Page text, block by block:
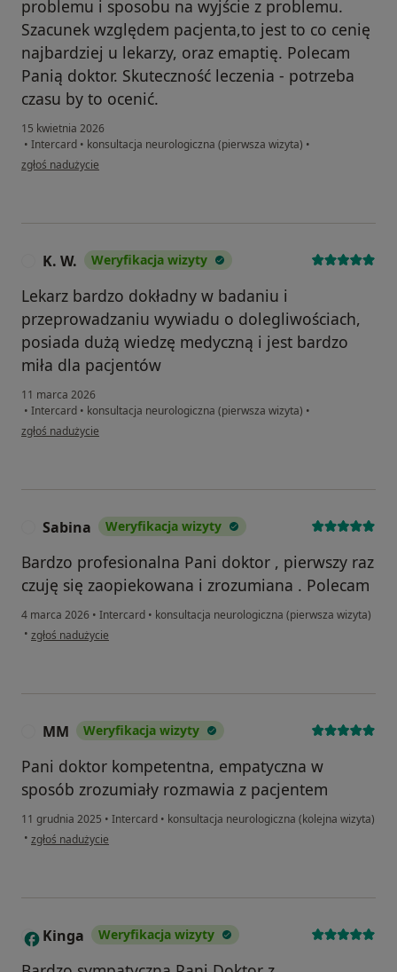
problemu i sposobu na wyjście z problemu.
Szacunek względem pacjenta,to jest to co cenię
najbardziej u lekarzy, oraz emaptię. Polecam
Panią doktor. Skuteczność leczenia - potrzeba
czasu by to ocenić.
15 kwietnia 2026
• Intercard • konsultacja neurologiczna (pierwsza wizyta) •
w opinii użytkownika P
zgłoś nadużycie
K. W. Weryfikacja wizyty
Lekarz bardzo dokładny w badaniu i
przeprowadzaniu wywiadu o dolegliwościach,
posiada dużą wiedzę medyczną i jest bardzo
miła dla pacjentów
11 marca 2026
• Intercard • konsultacja neurologiczna (pierwsza wizyta) •
w opinii użytkownika K. W.
zgłoś nadużycie
Sabina Weryfikacja wizyty
Bardzo profesionalna Pani doktor , pierwszy raz
czuję się zaopiekowana i zrozumiana . Polecam
4 marca 2026 • Intercard • konsultacja neurologiczna (pierwsza wizyta)
• w opinii użytkownika Sabina
zgłoś nadużycie
MM Weryfikacja wizyty
Pani doktor kompetentna, empatyczna w
sposób zrozumiały rozmawia z pacjentem
11 grudnia 2025 • Intercard • konsultacja neurologiczna (kolejna wizyta)
• w opinii użytkownika MM
zgłoś nadużycie
K Kinga Weryfikacja wizyty